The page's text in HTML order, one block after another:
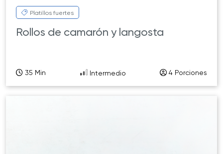
Platillos fuertes
Rollos de camarón y langosta
35 Min Intermedio 4 Porciones